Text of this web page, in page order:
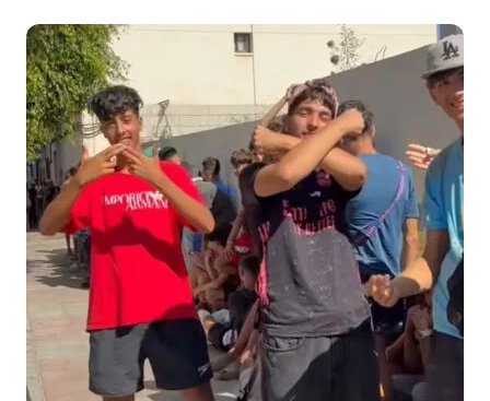
تراث
عالمي
يحرس
ذاكرة
الشرق
تاريخ
وأسرار
وأحد
أبواب
المدينة
العتيقة
السبعة.